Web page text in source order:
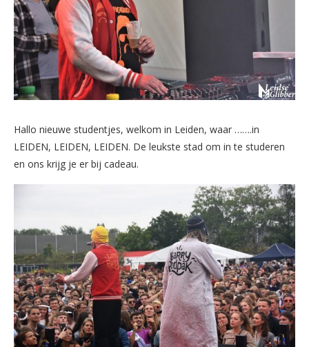
Hallo nieuwe studentjes, welkom in Leiden, waar …….in
LEIDEN, LEIDEN, LEIDEN. De leukste stad om in te studeren
en ons krijg je er bij cadeau.